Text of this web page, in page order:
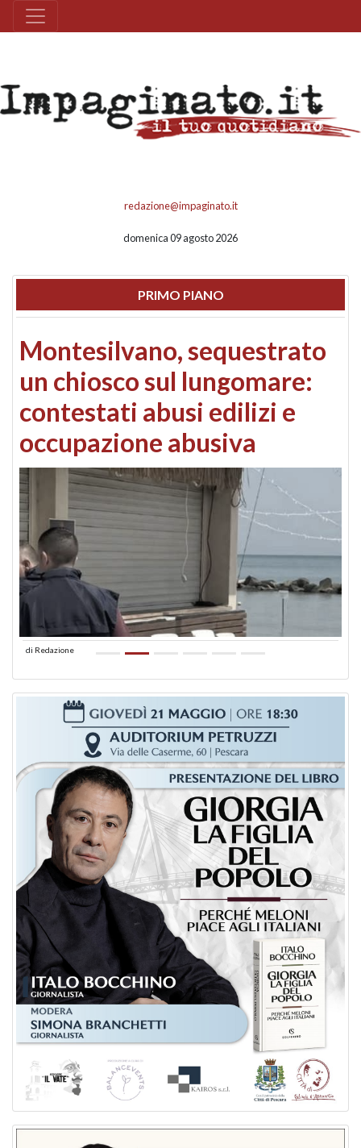
redazione@impaginato.it
domenica 09 agosto 2026
PRIMO PIANO
Montesilvano, sequestrato
un chiosco sul lungomare:
contestati abusi edilizi e
occupazione abusiva
di Redazione